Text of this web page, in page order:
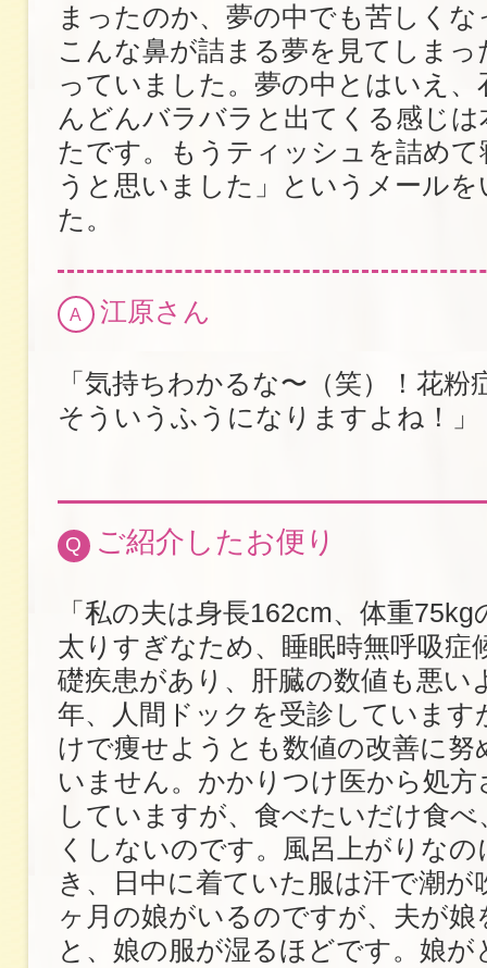
まったのか、夢の中でも苦しく
こんな鼻が詰まる夢を見てしま
っていました。夢の中とはいえ、
んどんバラバラと出てくる感じ
たです。もうティッシュを詰め
うと思いました」というメール
た。
A 江原さん
「気持ちわかるな〜（笑）！花粉
そういうふうになりますよね！」
Q ご紹介したお便り
「私の夫は身長162cm、体重
太りすぎなため、睡眠時無呼吸症
礎疾患があり、肝臓の数値も悪い
年、人間ドックを受診しています
けで痩せようとも数値の改善に努
いません。かかりつけ医から処方
していますが、食べたいだけ食
くしないのです。風呂上がりな
き、日中に着ていた服は汗で潮が
ヶ月の娘がいるのですが、夫が娘
と、娘の服が湿るほどです。娘が